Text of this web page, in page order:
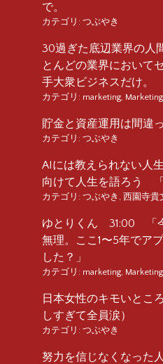
で。
カテゴリ: つぶやき
30過ぎた底辺業界の人
とんどの業界において
手大衆ビジネスだけ。
カテゴリ: marketing
貯金と資産運用は間違
カテゴリ: つぶやき
AIには教えられない人
向けて人生を語ろう 「
カテゴリ: つぶやき 西園寺貴
ゆとりくん 31:00 「
無理。ここ1〜5年でア
した？」
カテゴリ: marketing
日本女性のキモいとこ
しすぎて全員涙）
カテゴリ: つぶやき
努力を信じなくなった